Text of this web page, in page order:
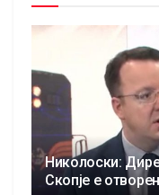
Николоски:
Скопје е